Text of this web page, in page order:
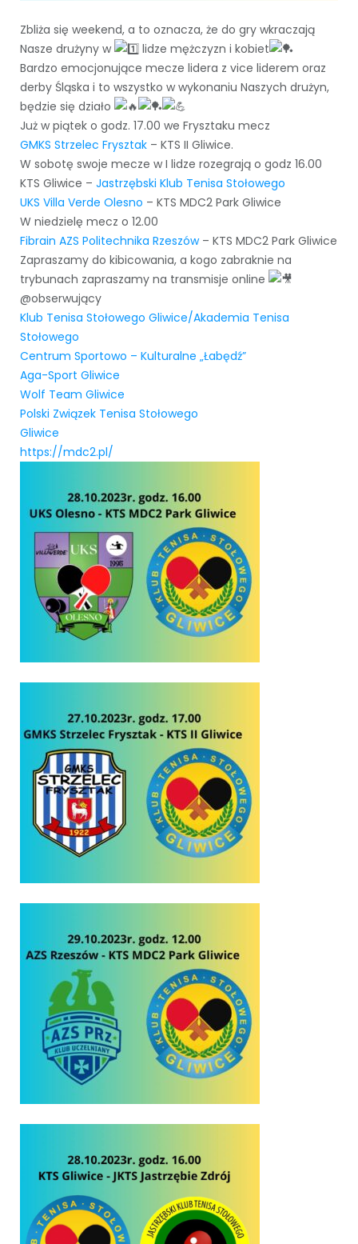
Zbliża się weekend, a to oznacza, że do gry wkraczają
Nasze drużyny w
lidze mężczyzn i kobiet
Bardzo emocjonujące mecze lidera z vice liderem oraz
derby Śląska i to wszystko w wykonaniu Naszych drużyn,
będzie się działo
Już w piątek o godz. 17.00 we Frysztaku mecz
GMKS Strzelec Frysztak– KTS II Gliwice.
W sobotę swoje mecze w I lidze rozegrają o godz 16.00
KTS Gliwice – Jastrzębski Klub Tenisa Stołowego
UKS Villa Verde Olesno – KTS MDC2 Park Gliwice
W niedzielę mecz o 12.00
Fibrain AZS Politechnika Rzeszów– KTS MDC2 Park Gliwice
Zapraszamy do kibicowania, a kogo zabraknie na
trybunach zapraszamy na transmisje online
@obserwujący
Klub Tenisa Stołowego Gliwice/Akademia Tenisa
Stołowego
Centrum Sportowo – Kulturalne „Łabędź”
Aga-Sport Gliwice
Wolf Team Gliwice
Polski Związek Tenisa Stołowego
Gliwice
https://mdc2.pl/